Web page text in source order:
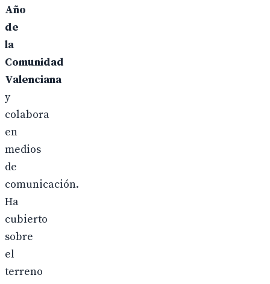
Año
de
la
Comunidad
Valenciana
y
colabora
en
medios
de
comunicación.
Ha
cubierto
sobre
el
terreno